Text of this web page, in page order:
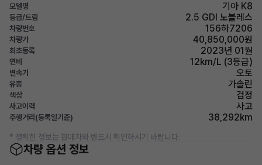
모델명 기아 K8
등급/트림 2.5 GDI 노블레스
차량번호 156하7206
차량가 40,850,000원
최초등록 2023년 01월
연비 12km/L (3등급)
변속기 오토
유종 가솔린
색상 검정
사고이력 사고
주행거리(등록일기준) 38,292km
* 정확한 정보는 판매자와 반드시 확인하시기 바랍니다.
차량 옵션 정보